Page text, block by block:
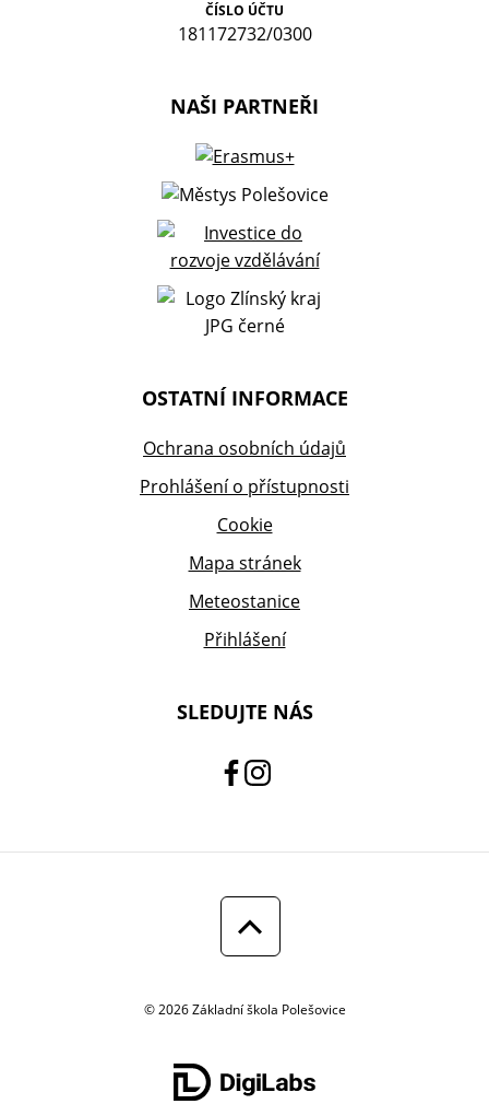
ČÍSLO ÚČTU
181172732/0300
NAŠI PARTNEŘI
OSTATNÍ INFORMACE
Ochrana osobních údajů
Prohlášení o přístupnosti
Cookie
Mapa stránek
Meteostanice
Přihlášení
SLEDUJTE NÁS
© 2026 Základní škola Polešovice